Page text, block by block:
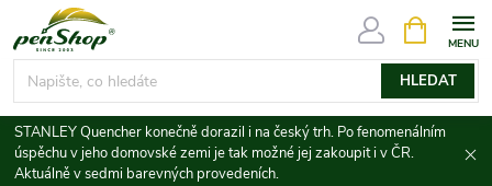
na
obsah
HLEDAT
NÁKUPNÍ
KOŠÍK
STANLEY Quencher konečně dorazil i na český trh. Po fenomenálním
úspěchu v jeho domovské zemi je tak možné jej zakoupit i v ČR.
Aktuálně v sedmi barevných provedeních.